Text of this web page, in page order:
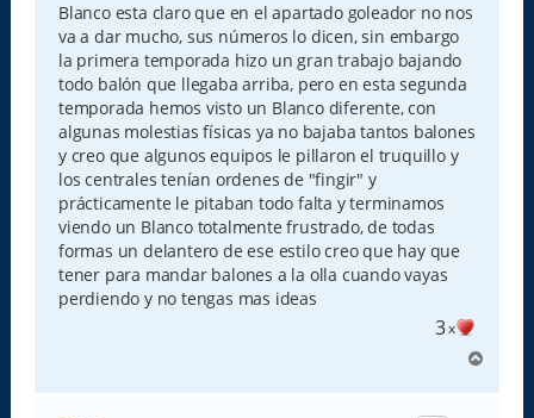
Blanco esta claro que en el apartado goleador no nos
va a dar mucho, sus números lo dicen, sin embargo
la primera temporada hizo un gran trabajo bajando
todo balón que llegaba arriba, pero en esta segunda
temporada hemos visto un Blanco diferente, con
algunas molestias físicas ya no bajaba tantos balones
y creo que algunos equipos le pillaron el truquillo y
los centrales tenían ordenes de "fingir" y
prácticamente le pitaban todo falta y terminamos
viendo un Blanco totalmente frustrado, de todas
formas un delantero de ese estilo creo que hay que
tener para mandar balones a la olla cuando vayas
perdiendo y no tengas mas ideas
3x
r